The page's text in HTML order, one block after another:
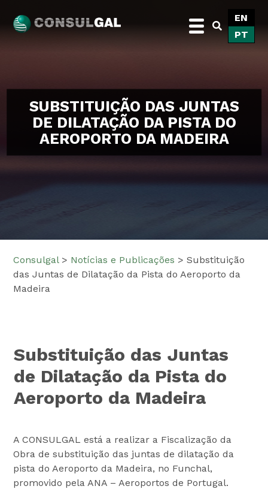
content
EN
PT
SUBSTITUIÇÃO DAS JUNTAS
DE DILATAÇÃO DA PISTA DO
AEROPORTO DA MADEIRA
Consulgal > Notícias e Publicações >Substituição
das Juntas de Dilatação da Pista do Aeroporto da
Madeira
Substituição das Juntas
de Dilatação da Pista do
Aeroporto da Madeira
A CONSULGAL está a realizar a Fiscalização da
Obra de substituição das juntas de dilatação da
pista do Aeroporto da Madeira, no Funchal,
promovido pela ANA – Aeroportos de Portugal.